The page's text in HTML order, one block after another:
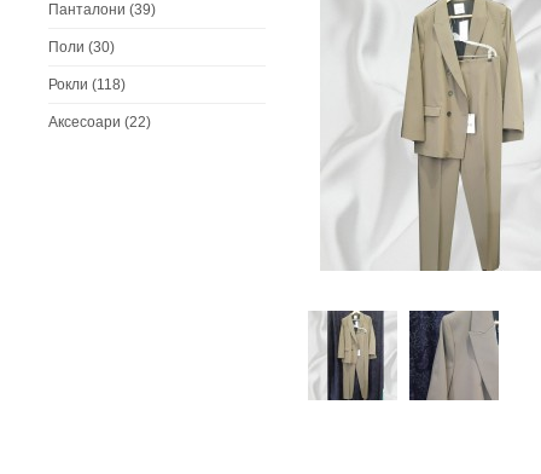
Панталони (39)
Поли (30)
Рокли (118)
Аксесоари (22)